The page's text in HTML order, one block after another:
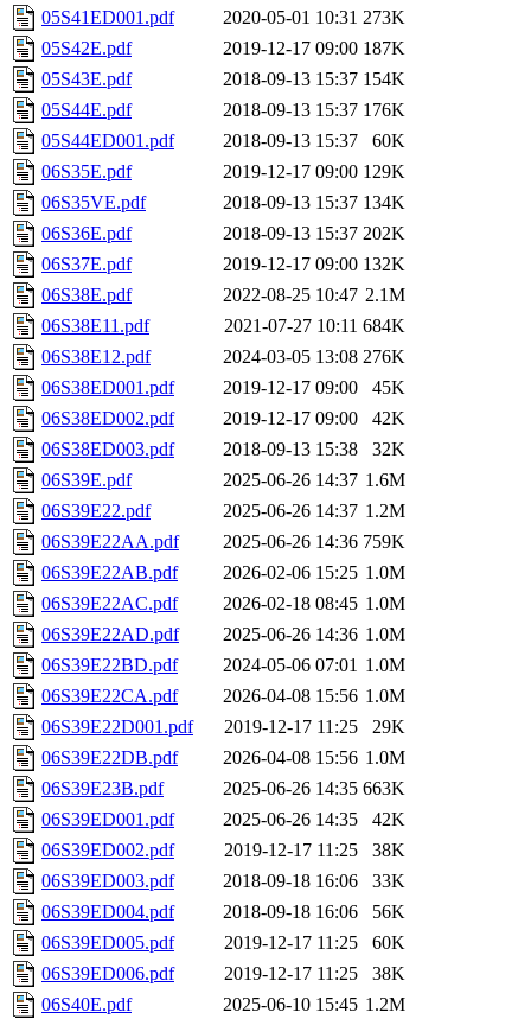
05S41ED001.pdf
2020-05-01 10:31 273K
05S42E.pdf
2019-12-17 09:00 187K
05S43E.pdf
2018-09-13 15:37 154K
05S44E.pdf
2018-09-13 15:37 176K
05S44ED001.pdf
2018-09-13 15:37
60K
06S35E.pdf
2019-12-17 09:00 129K
06S35VE.pdf
2018-09-13 15:37 134K
06S36E.pdf
2018-09-13 15:37 202K
06S37E.pdf
2019-12-17 09:00 132K
06S38E.pdf
2022-08-25 10:47 2.1M
06S38E11.pdf
2021-07-27 10:11 684K
06S38E12.pdf
2024-03-05 13:08 276K
06S38ED001.pdf
2019-12-17 09:00
45K
06S38ED002.pdf
2019-12-17 09:00
42K
06S38ED003.pdf
2018-09-13 15:38
32K
06S39E.pdf
2025-06-26 14:37 1.6M
06S39E22.pdf
2025-06-26 14:37 1.2M
06S39E22AA.pdf
2025-06-26 14:36 759K
06S39E22AB.pdf
2026-02-06 15:25 1.0M
06S39E22AC.pdf
2026-02-18 08:45 1.0M
06S39E22AD.pdf
2025-06-26 14:36 1.0M
06S39E22BD.pdf
2024-05-06 07:01 1.0M
06S39E22CA.pdf
2026-04-08 15:56 1.0M
06S39E22D001.pdf
2019-12-17 11:25
29K
06S39E22DB.pdf
2026-04-08 15:56 1.0M
06S39E23B.pdf
2025-06-26 14:35 663K
06S39ED001.pdf
2025-06-26 14:35
42K
06S39ED002.pdf
2019-12-17 11:25
38K
06S39ED003.pdf
2018-09-18 16:06
33K
06S39ED004.pdf
2018-09-18 16:06
56K
06S39ED005.pdf
2019-12-17 11:25
60K
06S39ED006.pdf
2019-12-17 11:25
38K
06S40E.pdf
2025-06-10 15:45 1.2M